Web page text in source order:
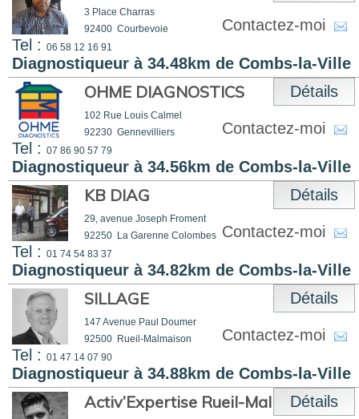
3 Place Charras
92400 Courbevoie
Tel : 06 58 12 16 91
Diagnostiqueur à 34.48km de Combs-la-Ville
Contactez-moi
OHME DIAGNOSTICS
102 Rue Louis Calmel
92230 Gennevilliers
Tel : 07 86 90 57 79
Diagnostiqueur à 34.56km de Combs-la-Ville
Détails
Contactez-moi
KB DIAG
29, avenue Joseph Froment
92250 La Garenne Colombes
Tel : 01 74 54 83 37
Diagnostiqueur à 34.82km de Combs-la-Ville
Détails
Contactez-moi
SILLAGE
147 Avenue Paul Doumer
92500 Rueil-Malmaison
Tel : 01 47 14 07 90
Diagnostiqueur à 34.88km de Combs-la-Ville
Détails
Contactez-moi
Activ’Expertise Rueil-Malmaison
Détails